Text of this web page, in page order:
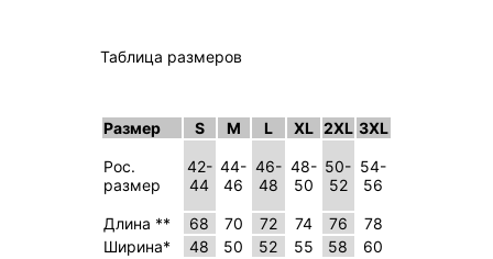
Таблица размеров
Размер S M L XL 2XL 3XL
Рос.
размер
42-
44
44-
46
46-
48
48-
50
50-
52
54-
56
Длина ** 68 70 72 74 76
78
Ширина*
48 50 52 55 58
60